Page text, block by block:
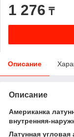
1 276 ₸
Описание
Описание
Американка
внутренняя-
Латунная угловая